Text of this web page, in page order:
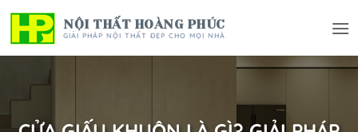
Bỏ
qua
nội
NỘI THẤT HOÀNG PHÚC
GIẢI PHÁP NỘI THẤT ĐẸP CHO MỌI NHÀ